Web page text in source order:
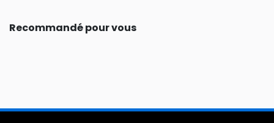
Recommandé pour vous